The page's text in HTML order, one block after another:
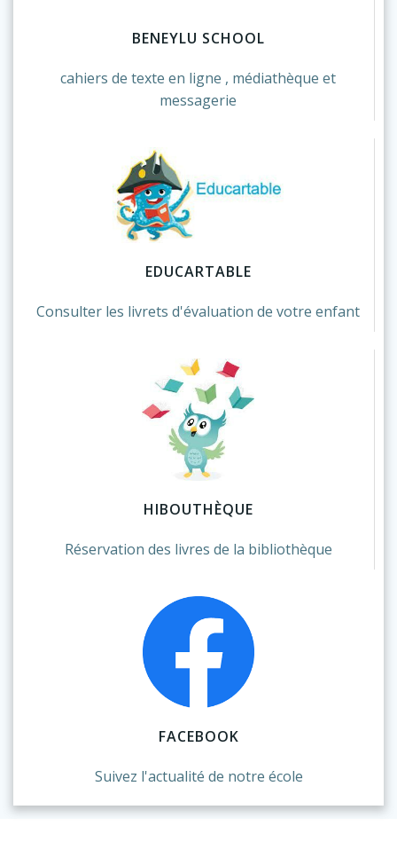
BENEYLU SCHOOL
cahiers de texte en ligne , médiathèque et
messagerie
EDUCARTABLE
Consulter les livrets d'évaluation de votre enfant
HIBOUTHÈQUE
Réservation des livres de la bibliothèque
FACEBOOK
Suivez l'actualité de notre école